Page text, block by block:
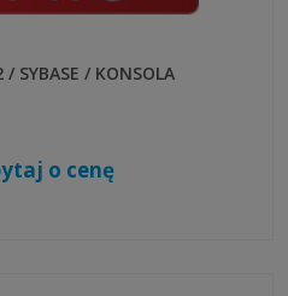
/ SYBASE / KONSOLA
o cenę